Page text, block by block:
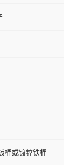
桶或镀锌铁桶